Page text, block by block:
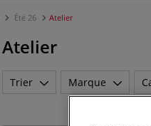
Été 26 Atelier
Atelier
Trier Marque